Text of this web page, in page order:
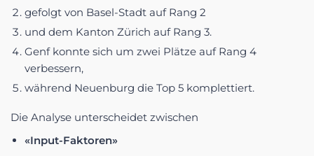
gefolgt von Basel-Stadt auf Rang 2
und dem Kanton Zürich auf Rang 3.
Genf konnte sich um zwei Plätze auf Rang 4
verbessern,
während Neuenburg die Top 5 komplettiert.
Die Analyse unterscheidet zwischen
«Input-Faktoren»